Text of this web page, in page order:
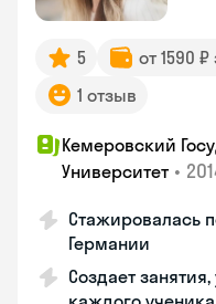
5 от 1590
1 отзыв
Кемеровский
Университет •
Стажировалась
Германии
Создает